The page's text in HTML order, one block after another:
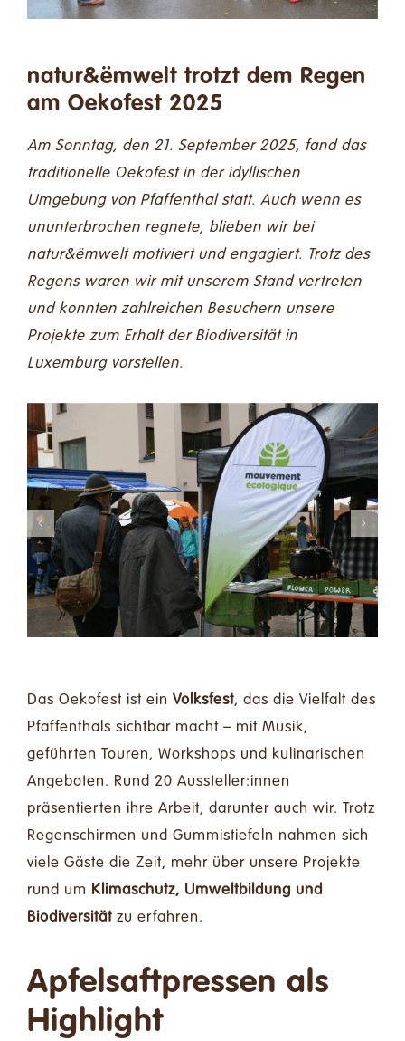
Kontakt
nach:
Deutsch
natur&ëmwelt trotzt dem Regen
am Oekofest 2025
Am Sonntag, den 21. September 2025, fand das
traditionelle Oekofestin der idyllischen
Umgebung von Pfaffenthal statt. Auch wenn es
ununterbrochen regnete, blieben wir bei
natur&ëmwelt motiviert und engagiert. Trotz des
Regens waren wir mit unserem Stand vertreten
und konnten zahlreichen Besuchern unsere
Projekte zum Erhalt der Biodiversität in
Luxemburg vorstellen.
Das Oekofest ist ein Volksfest, das die Vielfalt des
Pfaffenthals sichtbar macht – mit Musik,
geführten Touren, Workshops und kulinarischen
Angeboten. Rund 20 Aussteller:innen
präsentierten ihre Arbeit, darunter auch wir. Trotz
Regenschirmen und Gummistiefeln nahmen sich
viele Gäste die Zeit, mehr über unsere Projekte
rund um Klimaschutz, Umweltbildung und
Biodiversität zu erfahren.
Apfelsaftpressen als
Highlight